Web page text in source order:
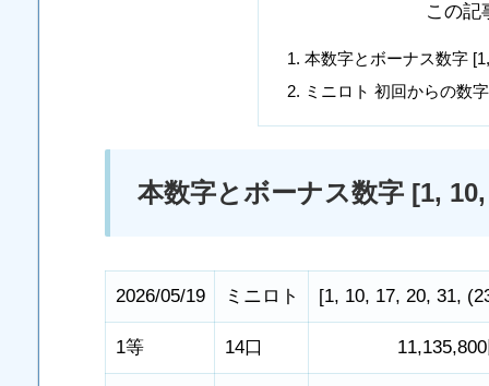
この記
本数字とボーナス数字
ミニロト 初回からの数
本数字とボーナス数字 [1,
2026/05/19 ミニロト [1, 10, 17, 20, 31,
1等 14口